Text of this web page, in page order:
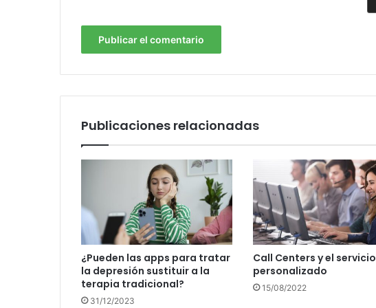
Publicaciones relacionadas
¿Pueden las apps para tratar
la depresión sustituir a la
terapia tradicional?
31/12/2023
Call Centers y el servicio
personalizado
15/08/2022